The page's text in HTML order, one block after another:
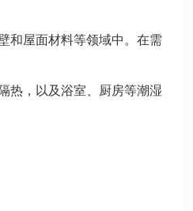
和屋面材料等领域中。在需
热，以及浴室、厨房等潮湿